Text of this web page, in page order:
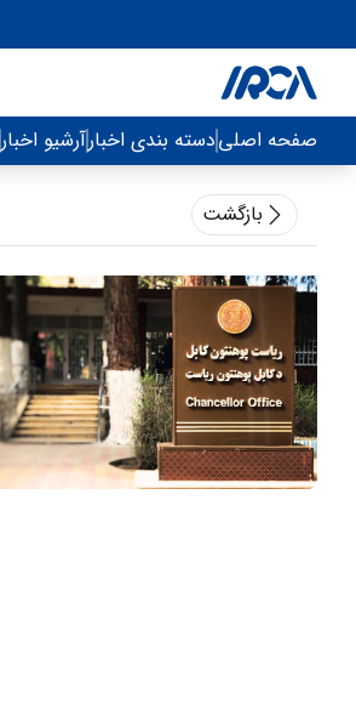
صفحه اصلیدسته بندی اخبارآرشیو اخبار
بازگشت